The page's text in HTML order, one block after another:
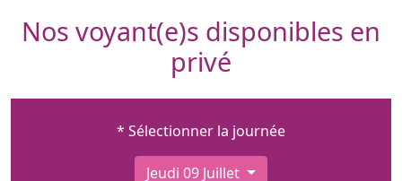
Nos voyant(e)s disponibles en
privé
* Sélectionner la journée
Jeudi 09 Juillet